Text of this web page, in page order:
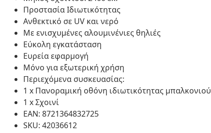
Προστασία Ιδιωτικότητας
Ανθεκτικό σε UV και νερό
Με ενισχυμένες αλουμινένιες θηλιές
Εύκολη εγκατάσταση
Ευρεία εφαρμογή
Μόνο για εξωτερική χρήση
Περιεχόμενα συσκευασίας:
1 x Πανοραμική οθόνη ιδιωτικότητας μπαλκονιού
1 x Σχοινί
EAN: 8721364832725
SKU: 42036612